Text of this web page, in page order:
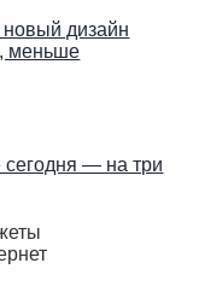
дизайн
меньше
— на три